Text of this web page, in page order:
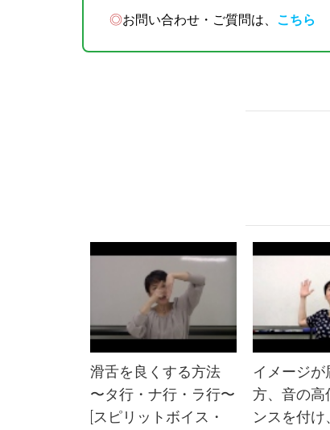
◎お問い合わせ・ご質問は、 こちら
滑舌を良くする方法
〜タ行・ナ行・ラ行〜
[スピリットボイス・
イメージが
方、音の高
ンスを付け